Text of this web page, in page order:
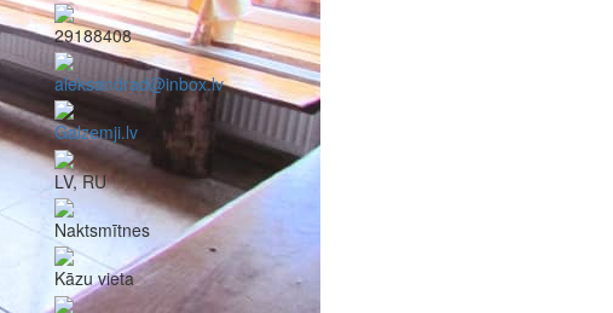
29188408
aleksandrad@inbox.lv
Galzemji.lv
LV, RU
Naktsmītnes
Kāzu vieta